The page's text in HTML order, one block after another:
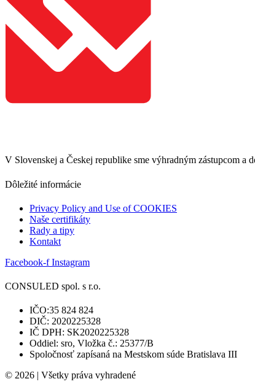
V Slovenskej a Českej republike sme výhradným zástupcom
Dôležité informácie
Privacy Policy and Use of COOKIES
Naše certifikáty
Rady a tipy
Kontakt
Facebook-f Instagram
CONSULED spol. s r.o.
IČO:35 824 824
DIČ: 2020225328
IČ DPH: SK2020225328
Oddiel: sro, Vložka č.: 25377/B
Spoločnosť zapísaná na Mestskom súde Bratislava III
© 2026 | Všetky práva vyhradené